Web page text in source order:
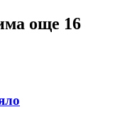
още 16